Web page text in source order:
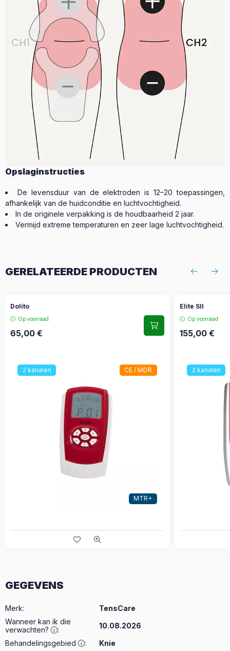
GERELATEERDE PRODUCTEN
Dolito
Op voorraad
65,00 €
2 kanalen CE / MDR
MTR+
Elite SII
Op voorraad
155,00€
2 kanalen
Opslaginstructies
De levensduur van de elektroden is 12–20 toepassingen,
afhankelijk van de huidconditie en luchtvochtigheid.
In de originele verpakking is de houdbaarheid 2 jaar.
Vermijd extreme temperaturen en zeer lage luchtvochtigheid.
GEGEVENS
Merk:
TensCare
Wanneer kan ik die
verwachten?
:
10.08.2026
Behandelingsgebied
:
Knie